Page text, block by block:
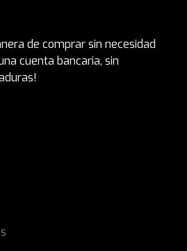
de comprar sin necesidad
cuenta bancaria, sin